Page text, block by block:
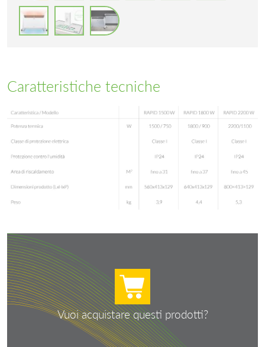
Caratteristiche tecniche
Vuoi acquistare questi prodotti?